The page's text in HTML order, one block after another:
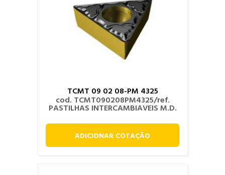
TCMT 09 02 08-PM 4325
cod. TCMT090208PM4325/ref.
PASTILHAS INTERCAMBIAVEIS M.D.
ADICIONAR COTAÇÃO